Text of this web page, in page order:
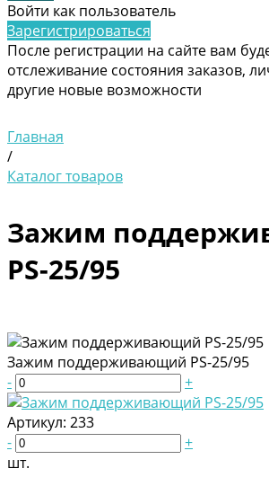
Войти как пользователь
Зарегистрироваться
После регистрации на сайте вам
отслеживание состояния заказов,
другие новые возможности
Главная
/
Каталог товаров
Зажим
PS-25/95
Зажим поддерживающий PS-25/95
-
+
Артикул: 233
-
+
шт.